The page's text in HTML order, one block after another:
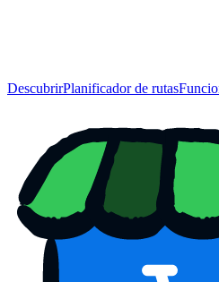
DescubrirPlanificador de rutas